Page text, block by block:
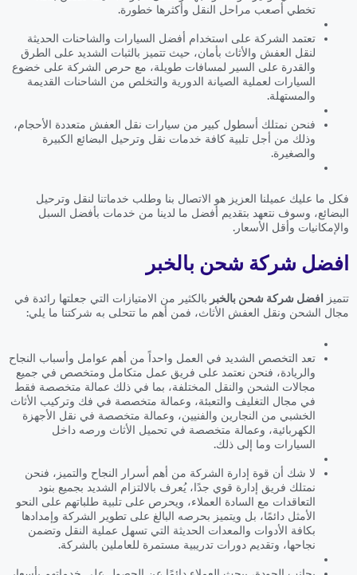
تخطي أصعب مراحل النقل وأكثرها خطورة.
تعتمد الشركة على استخدام أفضل السيارات والشاحنات الحديثة
لنقل العفش والأثاث بأمان، حيث تتميز بالثبات الشديد على الطرق
والقدرة على السير لمسافات طويلة، مع حرص الشركة على خضوع
السيارات لعملية الصيانة الدورية والتخلص من الشاحنات القديمة
والمستهلة.
فنحن نمتلك أسطول كبير من سيارات نقل العفش متعددة الأحجام،
وذلك من أجل تلبية كافة خدمات نقل وترحيل البضائع الكبيرة
والصغيرة.
فكل ما عليك عميلنا العزيز هو الاتصال بنا وطلب خدماتنا لنقل وترحيل
البضائع، وسوف نتعهد بتقديم أفضل ما لدينا من خدمات بأفضل السبل
والإمكانيات وأقل الأسعار.
افضل شركة شحن بالخبر
تتميز افضل شركة شحن بالخبر بالكثير من الامتيازات التي جعلتها رائدة في
مجال الشحن ونقل العفش الأثاث، فمن أهم ما تتحلى به شركتنا ما يلي:
تعد التخصص الشديد في العمل واحداً من أهم عوامل وأسباب النجاح
والريادة، فنحن نعتمد على فريق عمل متكامل ومتخصص في جميع
مجالات الشحن والنقل المختلفة، بما في ذلك عمالة متخصصة فقط
في مجال التغليف والتعبئة، وعمالة متخصصة في فك وتركيب الأثاث
الخشبي من النجارين والفنيين، وعمالة متخصصة في نقل الأجهزة
الكهربائية، وعمالة متخصصة في تحميل الأثاث ورصه داخل
السيارات وما إلى ذلك.
لا شك أن قوة إدارة الشركة من أهم أسرار النجاح والتميز، فنحن
نمتلك فريق إدارة قوي جدًا، يُعرف بالالتزام الشديد بجميع بنود
التعاقدات مع السادة العملاء، ويحرص على تلبية طلباتهم على النحو
الأمثل دائمًا، بل ويتميز بحرصه البالغ على تطوير الشركة وإمدادها
بكافة الأدوات والمعدات الحديثة التي تسهل عملية النقل وتضمن
نجاحها، وتقديم دورات تدريبية مستمرة للعاملين بالشركة.